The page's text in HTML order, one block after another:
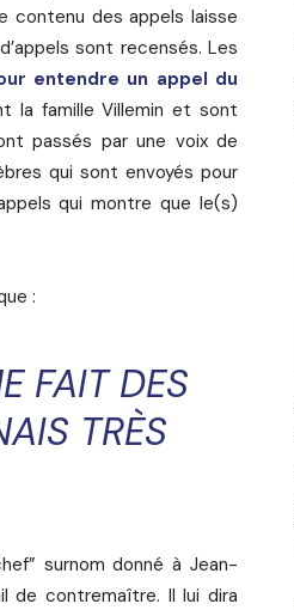
contenu des appels laisse
sont recensés. Les
entendre un appel du
la famille Villemin et sont
passés par une voix de
qui sont envoyés pour
qui montre que le(s)
:
FAIT DES
TRÈS
surnom donné à Jean-
de contremaître. Il lui dira